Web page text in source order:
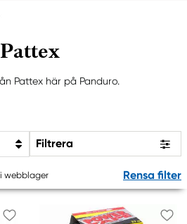
Pattex
Pattex här på Panduro.
Filtrera
webblager Rensa filter